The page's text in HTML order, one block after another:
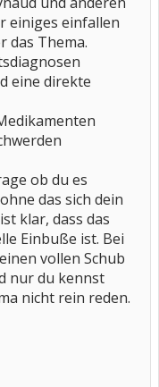
einiges einfallen
das Thema.
eine direkte
ob du es
das sich dein
klar, dass das
Einbuße ist. Bei
vollen Schub
nur du kennst
nicht rein reden.